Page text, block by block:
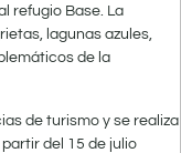
refugio Base. La
lagunas azules,
de la
de turismo y se realiza
del 15 de julio